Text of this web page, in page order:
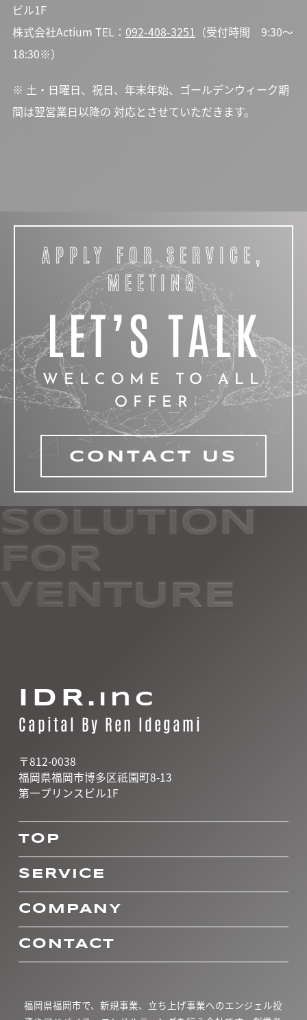
ビル1F
株式会社Actium TEL： 092-408-3251 （受付時間 9:30～
18:30※）
※ 土・日曜日、祝日、年末年始、ゴールデンウィーク期
間は翌営業日以降の 対応とさせていただきます。
APPLY FOR SERVICE,
MEETING
LET’S TALK
WELCOME TO ALL
OFFER
CONTACT US
SOLUTION
FOR
VENTURE
IDR. inc
Capital By Ren Idegami
〒812-0038
福岡県福岡市博多区祇園町8-13
第一プリンスビル1F
TOP
SERVICE
COMPANY
CONTACT
福岡県福岡市で、新規事業、立ち上げ事業へのエンジェル投